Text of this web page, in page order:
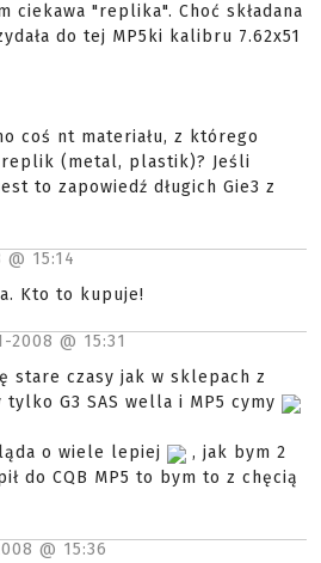
ciekawa "replika". Choć składana
do tej MP5ki kalibru 7.62x51
coś nt materiału, z którego
(metal, plastik)? Jeśli
to zapowiedź długich Gie3 z
@ 15:14
Kto to kupuje!
2008 @ 15:31
stare czasy jak w sklepach z
tylko G3 SAS wella i MP5 cymy
o wiele lepiej
, jak bym 2
do CQB MP5 to bym to z chęcią
@ 15:36